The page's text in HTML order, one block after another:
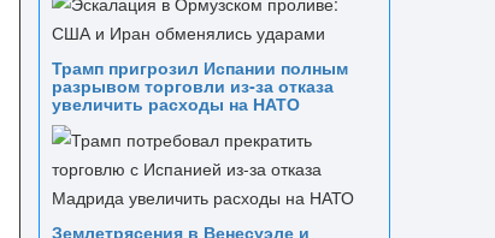
Трамп пригрозил Испании полным
разрывом торговли из‑за отказа
увеличить расходы на НАТО
Землетрясения в Венесуэле и